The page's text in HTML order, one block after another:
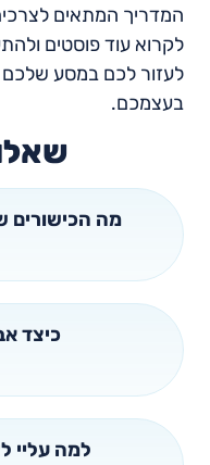
המדריך המתאים
לקרוא עוד פוסטים
לעזור לכם במסע שלכם
בעצמכם.
מה הכישורים
כיצד
למה עליי